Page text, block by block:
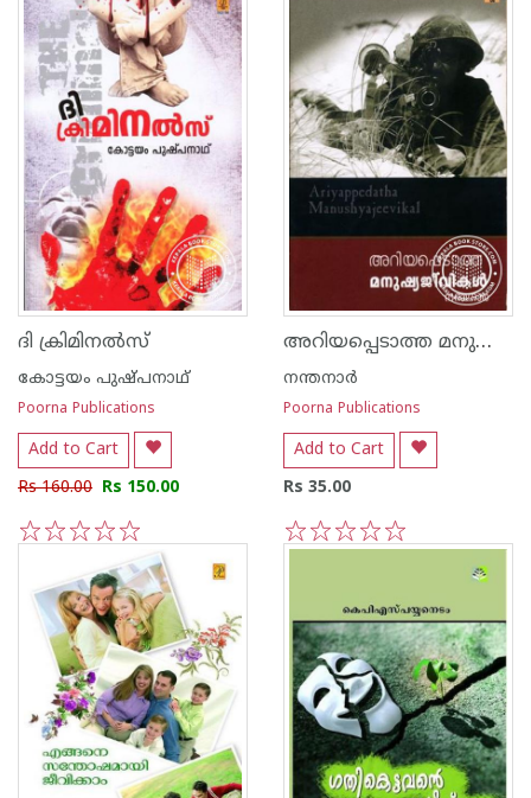
ദി ക്രിമിനല്‍സ്
കോട്ടയം പുഷ്പനാഥ്
Poorna Publications
Add to Cart
Rs 160.00 Rs 150.00
അറിയപ്പെടാത്ത മനുഷ്യജീവികള്‍
നന്തനാര്‍
Poorna Publications
Add to Cart
Rs 35.00
5
4
3
2
1